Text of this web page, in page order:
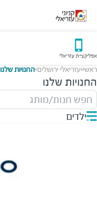
אפליקציית עזריאלי
ראשי>עזריאלי ירושלים>החנויות שלנו
החנויות שלנו
חפש חנות/מותג
ילדים